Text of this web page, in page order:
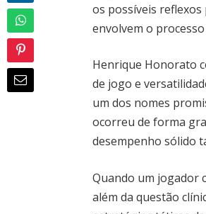
os possíveis reflexos
envolvem o
Henrique Honorato
de jogo e
um dos nomes
ocorreu de forma
desempenho sólido
Quando um jogador
além da questão